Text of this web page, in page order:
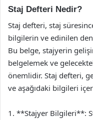
Staj Defteri Nedir?
Staj defteri, staj
bilgilerin ve edinilen
Bu belge, stajyerin
belgelemek ve
önemlidir. Staj defteri,
ve aşağıdaki bilgileri
1. **Stajyer Bilgileri**: